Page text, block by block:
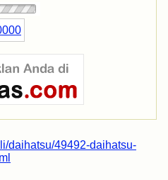
daihatsu/49492-daihatsu-